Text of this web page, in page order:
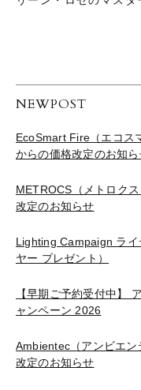
NEWPOST
EcoSmart Fire（エコス
からの価格改定のお知
METROCS（メトロク
改定のお知らせ
Lighting Campaign ライ
ヤー プレゼント）
【早期ご予約受付中】
ャンペーン 2026
Ambientec（アンビエ
改定のお知らせ